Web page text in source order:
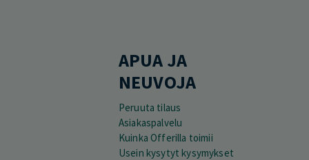
APUA JA
NEUVOJA
Peruuta tilaus
Asiakaspalvelu
Kuinka Offerilla toimii
Usein kysytyt kysymykset